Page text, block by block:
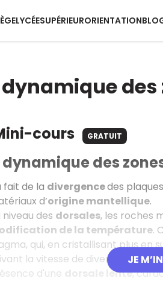
LYCÉESUPÉRIEURORIENTATION
dynamique
cours GRATUIT
JE
dynamique des
fait de la divergencedes
d’origine mantellique.
niveau des dorsales, les roches
de la température.
qui, en cristallisant plus en
la vitesse de divergence,
d'une
dorsale lente,